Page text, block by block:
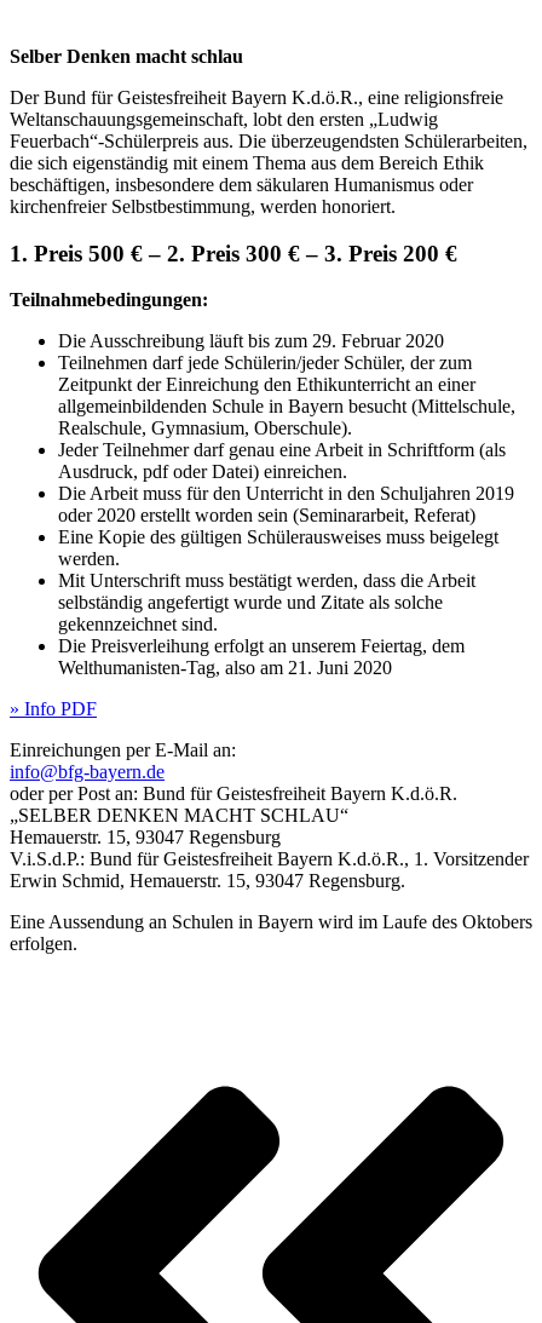
Selber Denken macht schlau
Der Bund für Geistesfreiheit Bayern K.d.ö.R., eine religionsfreie
Weltanschauungsgemeinschaft, lobt den ersten „Ludwig
Feuerbach“-Schülerpreis aus. Die überzeugendsten Schülerarbeiten,
die sich eigenständig mit einem Thema aus dem Bereich Ethik
beschäftigen, insbesondere dem säkularen Humanismus oder
kirchenfreier Selbstbestimmung, werden honoriert.
1. Preis 500 € – 2. Preis 300 € – 3. Preis 200 €
Teilnahmebedingungen:
Die Ausschreibung läuft bis zum 29. Februar 2020
Teilnehmen darf jede Schülerin/jeder Schüler, der zum
Zeitpunkt der Einreichung den Ethikunterricht an einer
allgemeinbildenden Schule in Bayern besucht (Mittelschule,
Realschule, Gymnasium, Oberschule).
Jeder Teilnehmer darf genau eine Arbeit in Schriftform (als
Ausdruck, pdf oder Datei) einreichen.
Die Arbeit muss für den Unterricht in den Schuljahren 2019
oder 2020 erstellt worden sein (Seminararbeit, Referat)
Eine Kopie des gültigen Schülerausweises muss beigelegt
werden.
Mit Unterschrift muss bestätigt werden, dass die Arbeit
selbständig angefertigt wurde und Zitate als solche
gekennzeichnet sind.
Die Preisverleihung erfolgt an unserem Feiertag, dem
Welthumanisten-Tag, also am 21. Juni 2020
» Info PDF
Einreichungen per E-Mail an:
info@bfg-bayern.de
oder per Post an: Bund für Geistesfreiheit Bayern K.d.ö.R.
„SELBER DENKEN MACHT SCHLAU“
Hemauerstr. 15, 93047 Regensburg
V.i.S.d.P.: Bund für Geistesfreiheit Bayern K.d.ö.R., 1. Vorsitzender
Erwin Schmid, Hemauerstr. 15, 93047 Regensburg.
Eine Aussendung an Schulen in Bayern wird im Laufe des Oktobers
erfolgen.